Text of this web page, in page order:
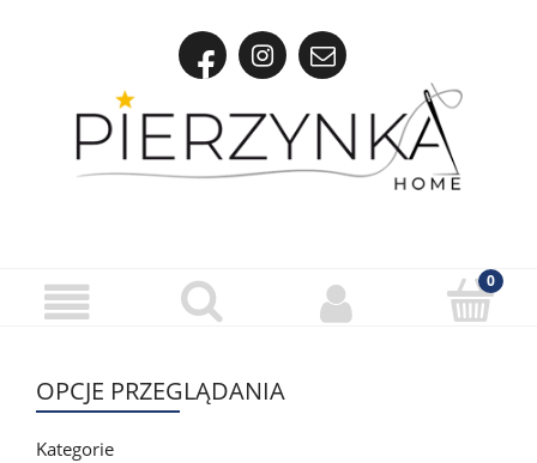
OPCJE PRZEGLĄDANIA
Kategorie